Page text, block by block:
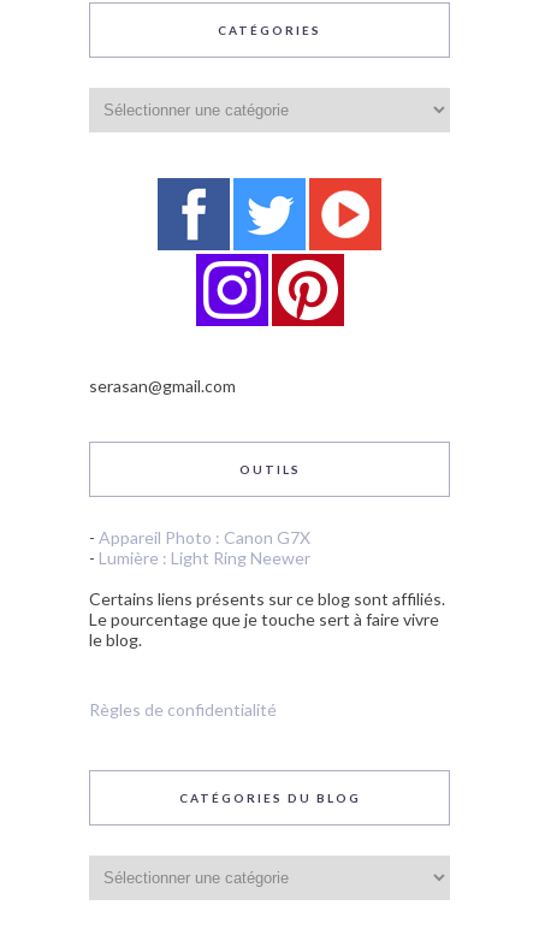
CATÉGORIES
serasan@gmail.com
OUTILS
- Appareil Photo : Canon G7X
- Lumière : Light Ring Neewer
Certains liens présents sur ce blog sont affiliés.
Le pourcentage que je touche sert à faire vivre
le blog.
Règles de confidentialité
CATÉGORIES DU BLOG
du
blog